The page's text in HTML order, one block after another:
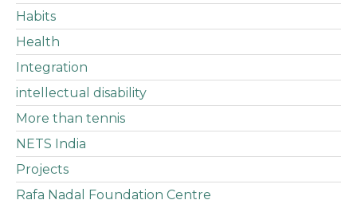
Habits
Health
Integration
intellectual disability
More than tennis
NETS India
Projects
Rafa Nadal Foundation Centre